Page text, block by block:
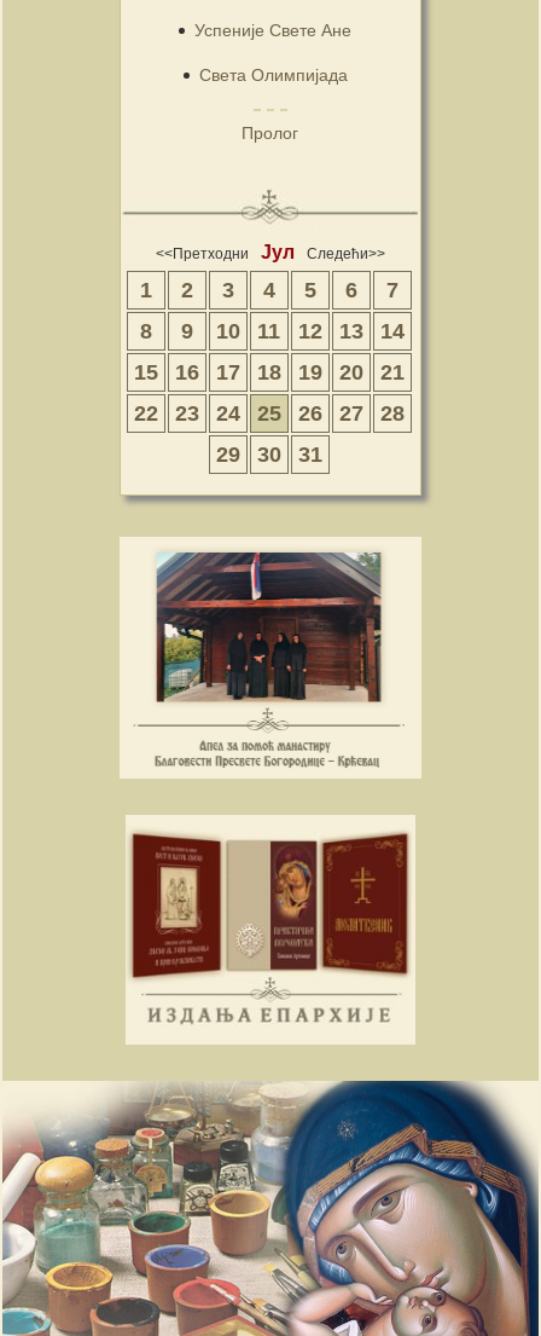
Успеније Свете Ане
Света Олимпијада
Пролог
<<Претходни Јул Следећи>>
1 2 3 4 5 6
7
8
9 10 11 12 13
14
15
16 17 18 19 20
21
22
23 24 25 26 27
28
29
30 31